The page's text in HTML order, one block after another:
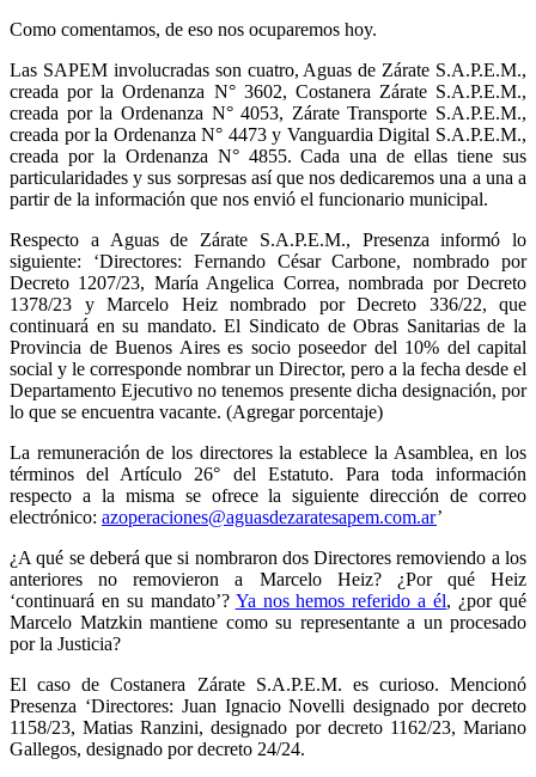
Como comentamos, de eso nos ocuparemos hoy.
Las SAPEM involucradas son cuatro, Aguas de Zárate S.A.P.E.M.,
creada por la Ordenanza N° 3602, Costanera Zárate S.A.P.E.M.,
creada por la Ordenanza N° 4053, Zárate Transporte S.A.P.E.M.,
creada por la Ordenanza N° 4473 y Vanguardia Digital S.A.P.E.M.,
creada por la Ordenanza N° 4855. Cada una de ellas tiene sus
particularidades y sus sorpresas así que nos dedicaremos una a una a
partir de la información que nos envió el funcionario municipal.
Respecto a Aguas de Zárate S.A.P.E.M., Presenza informó lo
siguiente: ‘Directores: Fernando César Carbone, nombrado por
Decreto 1207/23, María Angelica Correa, nombrada por Decreto
1378/23 y Marcelo Heiz nombrado por Decreto 336/22, que
continuará en su mandato. El Sindicato de Obras Sanitarias de la
Provincia de Buenos Aires es socio poseedor del 10% del capital
social y le corresponde nombrar un Director, pero a la fecha desde el
Departamento Ejecutivo no tenemos presente dicha designación, por
lo que se encuentra vacante. (Agregar porcentaje)
La remuneración de los directores la establece la Asamblea, en los
términos del Artículo 26° del Estatuto. Para toda información
respecto a la misma se ofrece la siguiente dirección de correo
electrónico: azoperaciones@aguasdezaratesapem.com.ar’
¿A qué se deberá que si nombraron dos Directores removiendo a los
anteriores no removieron a Marcelo Heiz? ¿Por qué Heiz
‘continuará en su mandato’? Ya nos hemos referido a él, ¿por qué
Marcelo Matzkin mantiene como su representante a un procesado
por la Justicia?
El caso de Costanera Zárate S.A.P.E.M. es curioso. Mencionó
Presenza ‘Directores: Juan Ignacio Novelli designado por decreto
1158/23, Matias Ranzini, designado por decreto 1162/23, Mariano
Gallegos, designado por decreto 24/24.